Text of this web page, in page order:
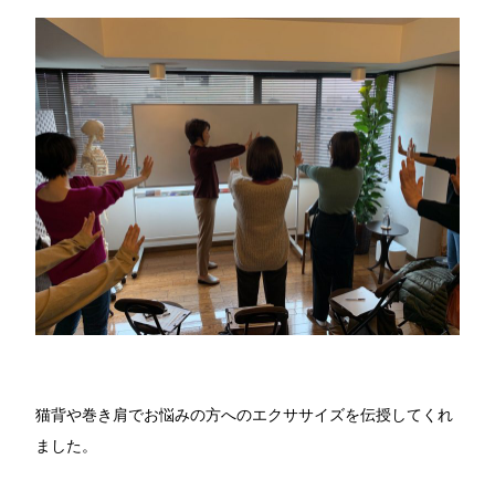
猫背や巻き肩でお悩みの方へのエクササイズを伝授してくれ
ました。